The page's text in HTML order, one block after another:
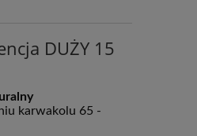
DUŻY 15
kar­wa­ko­lu 65 -